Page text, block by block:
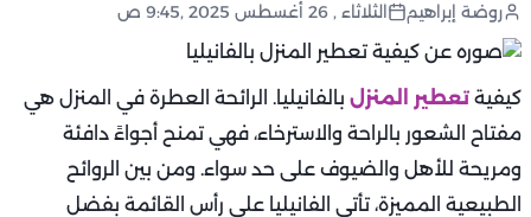
روضة إبراهيم الثلاثاء , 26 أغسطس 2025 ,9:45 ص
كيفية تعطير المنزل بالفانيليا. الرائحة العطرة في المنزل هي
مفتاح الشعور بالراحة والاسترخاء، فهي تمنح أجواءً دافئة
ومريحة للأهل والضيوف على حد سواء. ومن بين الروائح
الطبيعية المميزة، تأتي الفانيليا على رأس القائمة بفضل